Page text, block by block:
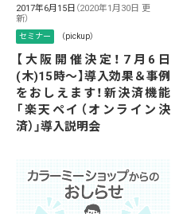
2017年6月15日 （2020年1月30日 更
新）
セミナー （pickup）
【大阪開催決定！7月6日
(木)15時〜】導入効果＆事例
をおしえます！新決済機能
「楽天ペイ（オンライン決
済）」導入説明会